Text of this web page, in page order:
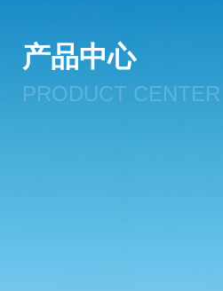
产品中心
PRODUCT CENTER